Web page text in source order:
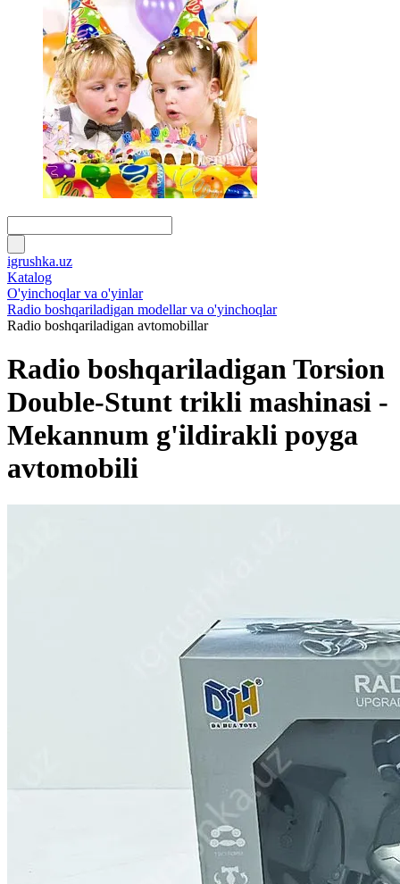
igrushka.uz
Katalog
O'yinchoqlar va o'yinlar
Radio boshqariladigan modellar va o'yinchoqlar
Radio boshqariladigan avtomobillar
Radio boshqariladigan Torsion
Double-Stunt trikli mashinasi -
Mekannum g'ildirakli poyga
avtomobili